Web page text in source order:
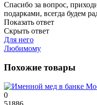
Спасибо за вопрос,
подарками, всегда будем
Показать ответ
Скрыть ответ
Для него
Любимому
Похожие товары
0